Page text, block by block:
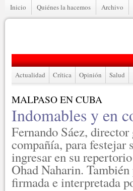
Inicio Quiénes la hacemos Archivo
Actualidad Crítica Opinión Salud
MALPASO EN CUBA
Indomables y en
Fernando Sáez,
compañía, para festejar
ingresar en su
Ohad Naharin.
firmada e interpretada